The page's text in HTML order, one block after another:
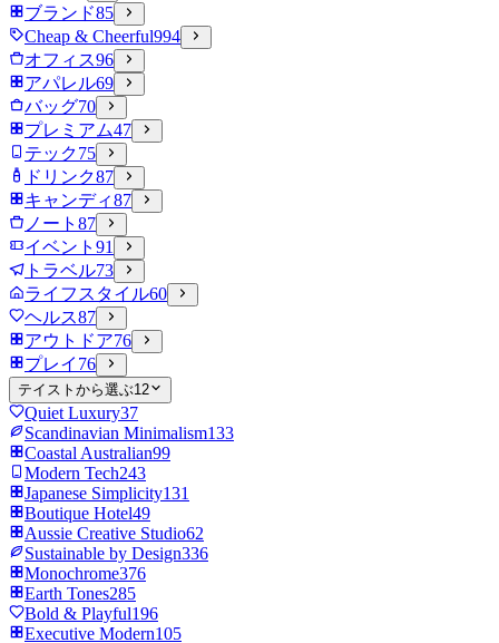
ブランド85
Cheap & Cheerful994
オフィス96
アパレル69
バッグ70
プレミアム47
テック75
ドリンク87
キャンディ87
ノート 87
イベント 91
トラベル73
ライフスタイル60
ヘルス87
アウトドア76
プレイ 76
テイストから選ぶ12
Quiet Luxury37
Scandinavian Minimalism133
Coastal Australian99
Modern Tech243
Japanese Simplicity131
Boutique Hotel49
Aussie Creative Studio62
Sustainable by Design336
Monochrome376
Earth Tones285
Bold & Playful196
Executive Modern105